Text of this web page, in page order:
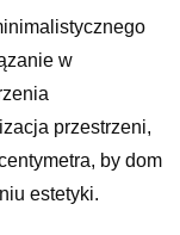
w
przestrzeni,
by dom
estetyki.